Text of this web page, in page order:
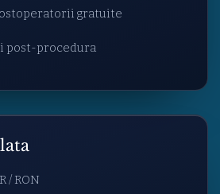
gratuite
post-procedura
/ RON